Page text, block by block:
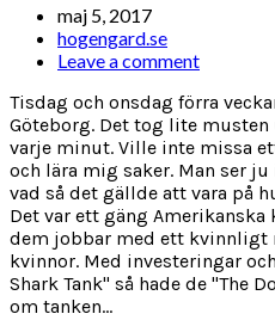
maj 5, 2017
hogengard.se
Leave a comment
Tisdag och onsdag förra
Göteborg. Det tog lite musten
varje minut. Ville inte missa
och lära mig saker. Man ser
vad så det gällde att vara på
Det var ett gäng
dem jobbar med ett kvinnligt
kvinnor. Med investeringar
Shark Tank" så hade de "The
om tanken...